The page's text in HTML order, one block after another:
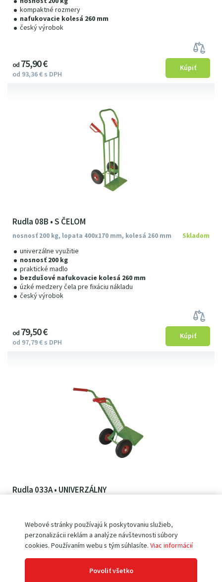
Webové stránky používajú k poskytovaniu služieb,
perzonalizácii reklám a analýze návštevnosti súbory
cookies. Používaním webu s tým súhlasíte. Viac informácií
Povoliť všetko
kompaktné rozmery
nafukovacie kolesá 260 mm
český výrobok
od 75 90€
od 93 36€ s DPH
Rudla 08B • S ČELOM
nosnosť 200 kg, lopata 400x170 mm, kolesá 260 mm
univerzálne využitie
nosnosť 200 kg
praktické madlo
bezdušové nafukovacie kolesá 260 mm
úzké medzery čela pre fixáciu nákladu
český výrobok
Skladom
od 79 50€
od 97 79€ s DPH
Rudla 033A • UNIVERZÁLNY
univerzálne využitie
nosnosť 200 kg
mreža pre riadnu podporu nákladu
nafukovaciebezdušové kolesá 260 mm